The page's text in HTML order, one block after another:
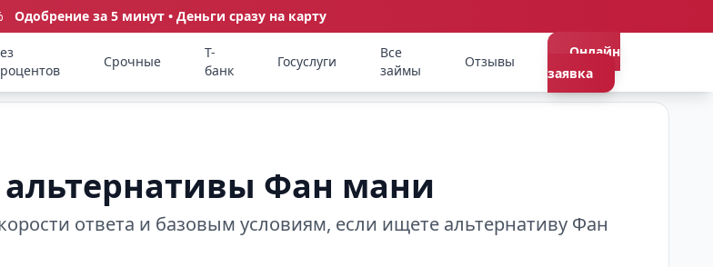
Одобрение за 5 минут • Деньги сразу на карту
Срочные
Т-
банк
Госуслуги
Все
займы
Отзывы
Онлайн
заявка
Фан мани
ответа и базовым условиям, если ищете альтернативу Фан